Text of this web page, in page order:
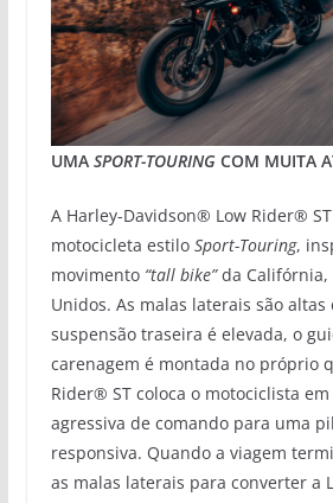
UMA SPORT-TOURINGCOM MUITA
A Harley-Davidson® Low Rider®
motocicleta estilo Sport-Touring,
movimento “tall bike”da Califórnia,
Unidos. As malas laterais são altas
suspensão traseira é elevada, o
carenagem é montada no próprio
Rider® ST coloca o motociclista
agressiva de comando para uma
responsiva. Quando a viagem
as malas laterais para converter a